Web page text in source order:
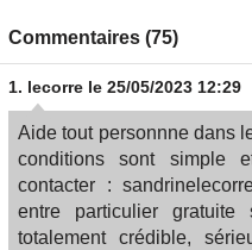
Commentaires (75)
1. lecorre le 25/05/2023 12:29
Aide tout personnne dans
conditions sont simple
contacter :
entre particulier
totalement crédible,